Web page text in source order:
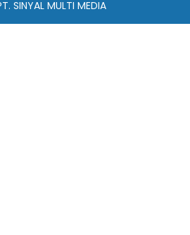
SINYAL MULTI MEDIA